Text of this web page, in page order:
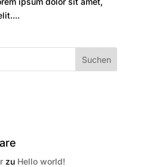
zu Hello world!